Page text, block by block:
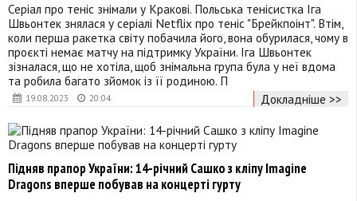
19.08.2023 20:04
Серіал про теніс знімали у Кракові. Польська тенісистка Іга
Швьонтек знялася у серіалі Netflix про теніс "Брейкпоінт". Втім,
коли перша ракетка світу побачила його, вона обурилася, чому в
проєкті немає матчу на підтримку України. Іга Швьонтек
зізналася, що не хотіла, щоб знімальна група була у неї вдома
та робила багато зйомок із її родиною. П
Докладніше >>
Підняв прапор України: 14-річний Сашко з кліпу Imagine
Dragons вперше побував на концерті гурту